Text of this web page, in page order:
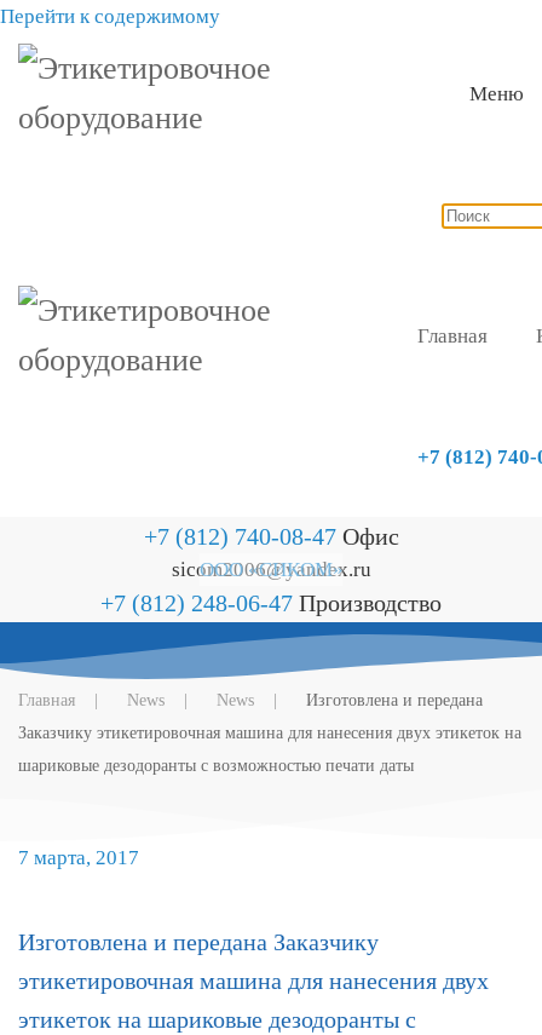
Перейти к содержимому
Меню
Главная
+7 (812) 740-
+7 (812) 740-08-47Офис
sicom2006@yandex.ru
+7 (812) 248-06-47 Производство
ООО «СИКОМ»
Главная News News
Изготовлена и передана
Заказчику этикетировочная машина для нанесения двух этикеток на
шариковые дезодоранты с возможностью печати даты
7 марта, 2017
Изготовлена и передана Заказчику
этикетировочная машина для нанесения двух
этикеток на шариковые дезодоранты с